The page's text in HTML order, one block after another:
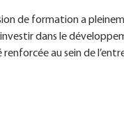
de formation a
dans le
au sein de